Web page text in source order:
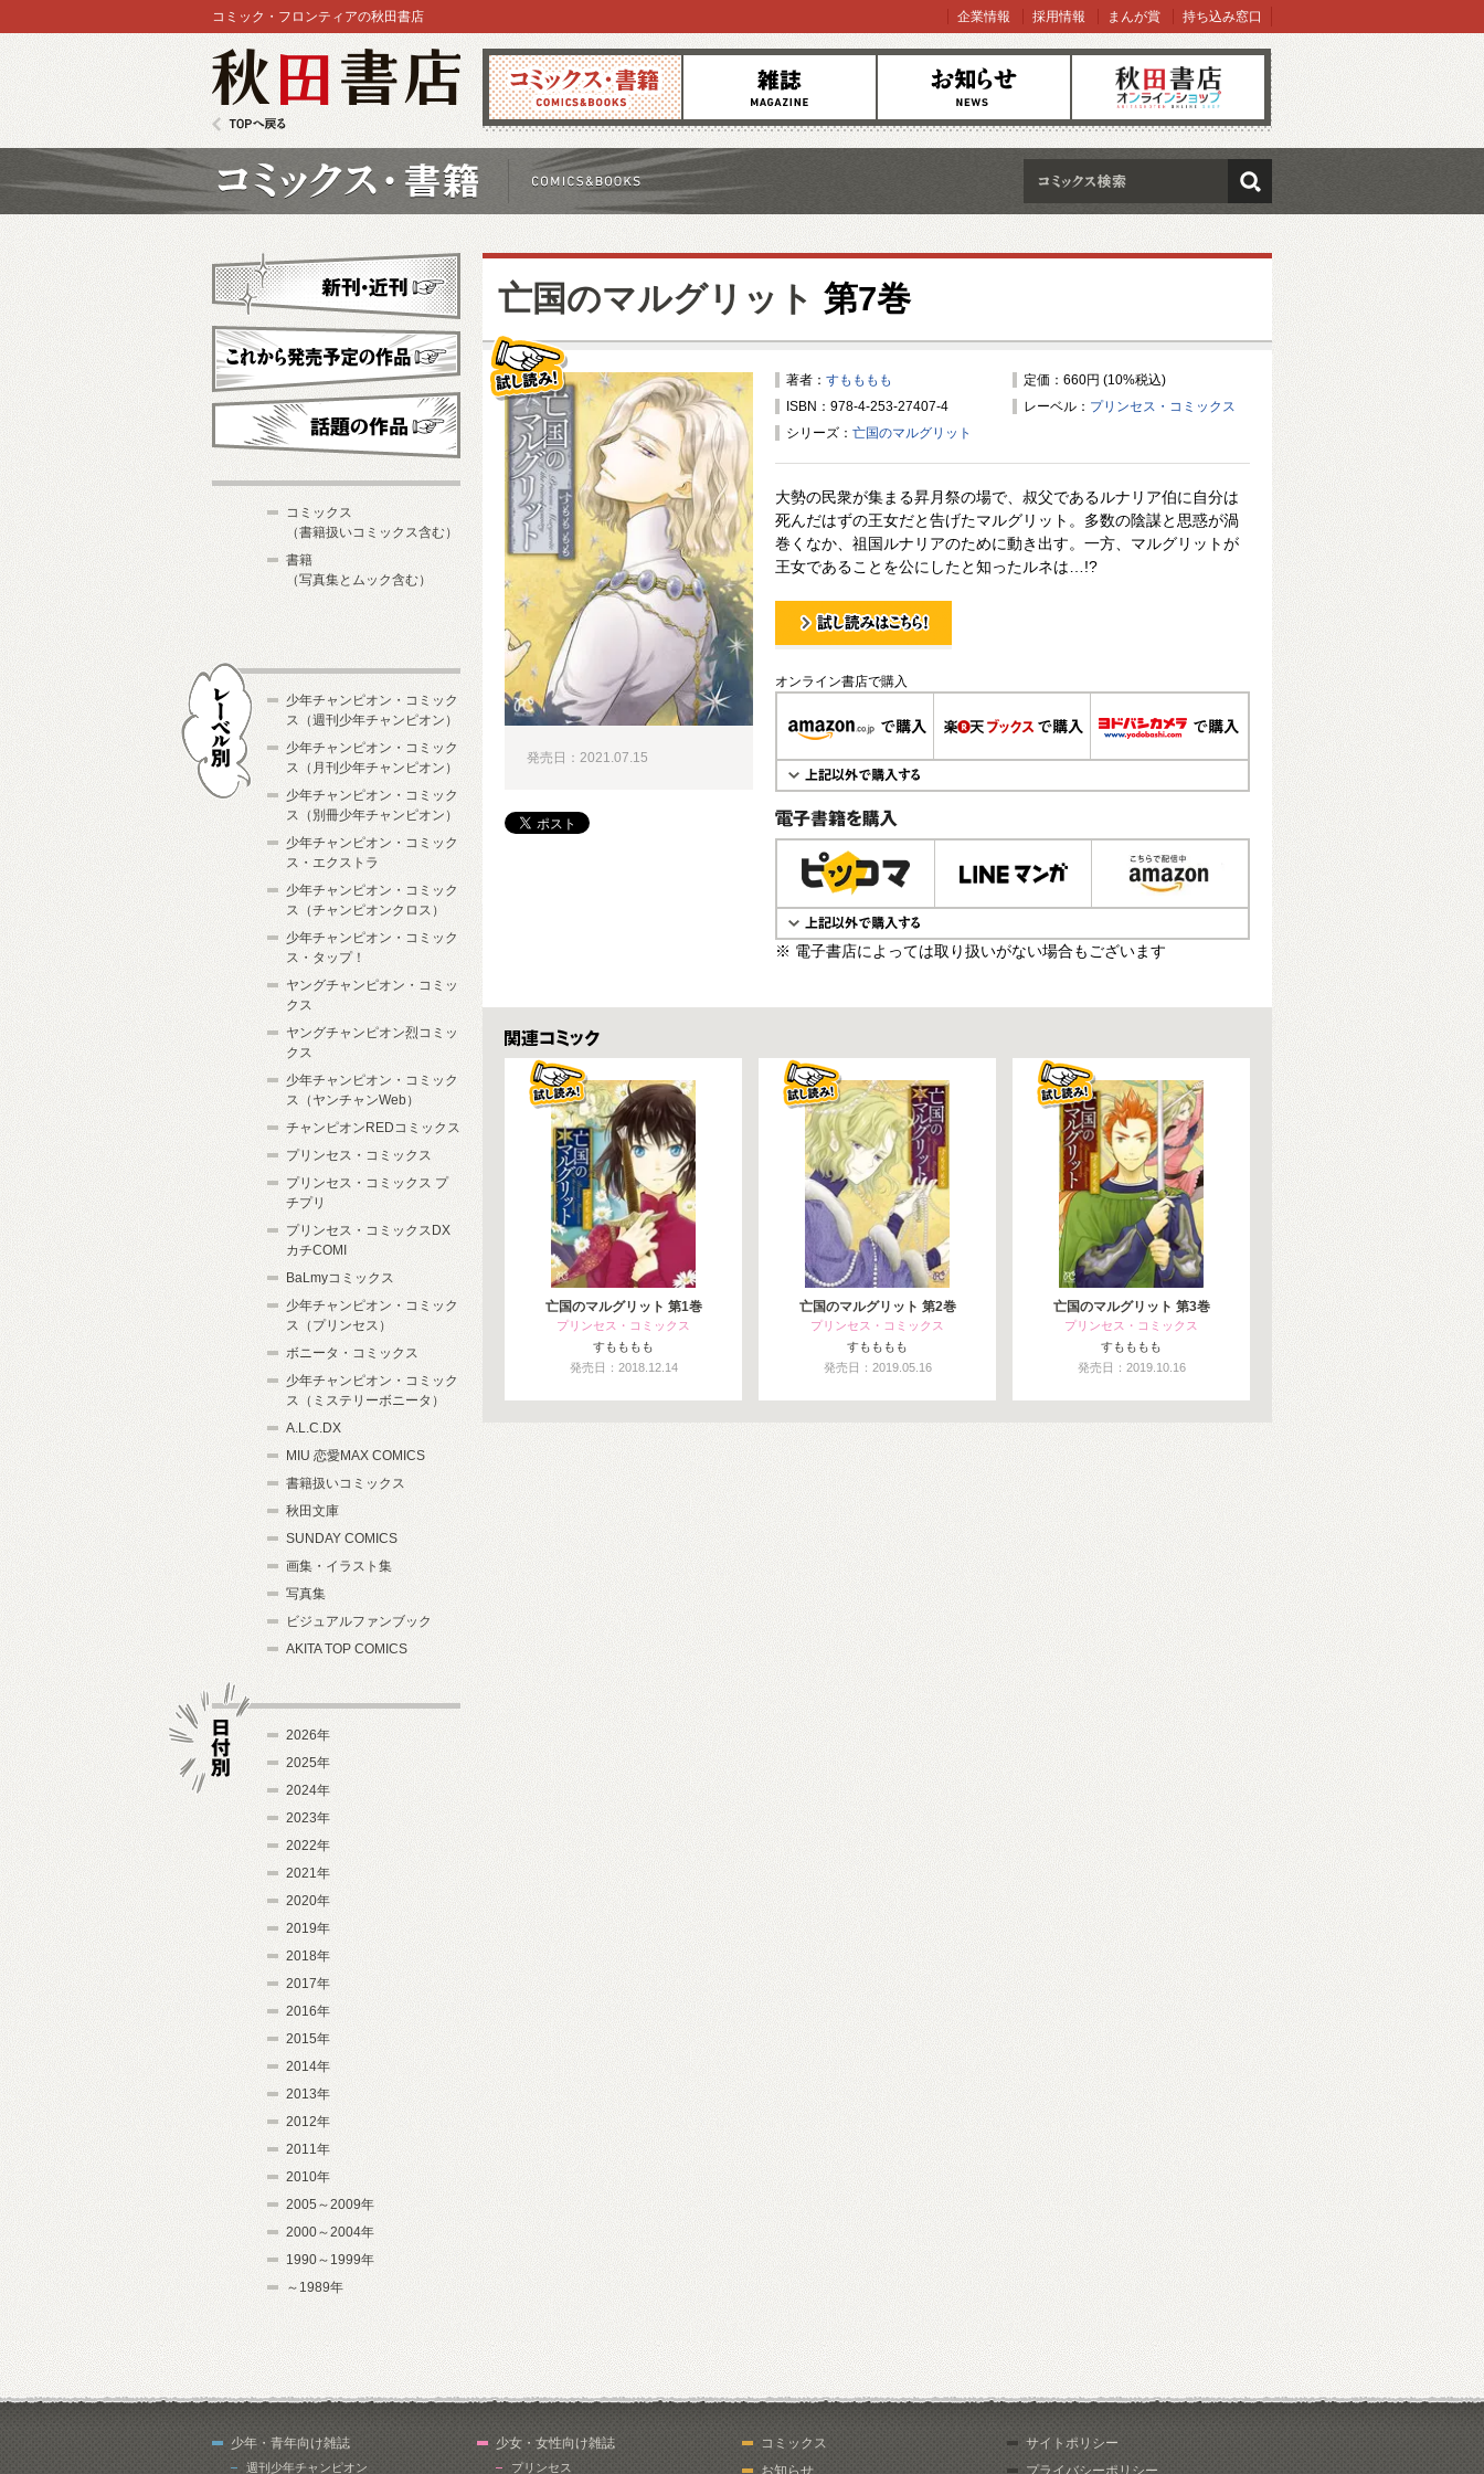
コミックス 雑誌 お知らせ オンラインショップ
コミック・フロンティアの秋田書店 企業情報 採用情報 まんが賞 持ち込み窓口
検索
亡国のマルグリット 第7巻
著者： すもももも
定価：660円 (10%税込)
ISBN：978-4-253-27407-4
レーベル： プリンセス・コミックス
シリーズ： 亡国のマルグリット
大勢の民衆が集まる昇月祭の場で、叔父であるルナリア伯に自分は
死んだはずの王女だと告げたマルグリット。多数の陰謀と思惑が渦
巻くなか、祖国ルナリアのために動き出す。一方、マルグリットが
王女であることを公にしたと知ったルネは…!?
試し読み！
オンライン書店で購入
電子書籍で購入
※ 電子書店によっては取り扱いがない場合もございます
発売日：2021.07.15
関連コミックス
亡国のマルグリット 第1巻
プリンセス・コミックス
すもももも
発売日：2018.12.14
亡国のマルグリット 第2巻
プリンセス・コミックス
すもももも
発売日：2019.05.16
亡国のマルグリット 第3巻
プリンセス・コミックス
すもももも
発売日：2019.10.16
新刊・近刊
これから発売予定
コミックス
（書籍扱いコミックス含む）
書籍
（写真集とムック含む）
少年チャンピオン・コミック
ス（週刊少年チャンピオン）
少年チャンピオン・コミック
ス（月刊少年チャンピオン）
少年チャンピオン・コミック
ス（別冊少年チャンピオン）
少年チャンピオン・コミック
ス・エクストラ
少年チャンピオン・コミック
ス（チャンピオンクロス）
少年チャンピオン・コミック
ス・タップ！
ヤングチャンピオン・コミッ
クス
ヤングチャンピオン烈コミッ
クス
少年チャンピオン・コミック
ス（ヤンチャンWeb）
チャンピオンREDコミックス
プリンセス・コミックス
プリンセス・コミックス プ
チプリ
プリンセス・コミックスDX
カチCOMI
BaLmyコミックス
少年チャンピオン・コミック
ス（プリンセス）
ボニータ・コミックス
少年チャンピオン・コミック
ス（ミステリーボニータ）
A.L.C.DX
MIU 恋愛MAX COMICS
書籍扱いコミックス
秋田文庫
SUNDAY COMICS
画集・イラスト集
写真集
ビジュアルファンブック
AKITA TOP COMICS
2026年
2025年
2024年
2023年
2022年
2021年
2020年
2019年
2018年
2017年
2016年
2015年
2014年
2013年
2012年
2011年
2010年
2005～2009年
2000～2004年
1990～1999年
～1989年
少年・青年向け雑誌
週刊少年チャンピオン
少女・女性向け雑誌
プリンセス
コミックス
お知らせ
サイトポリシー
プライバシーポリシー